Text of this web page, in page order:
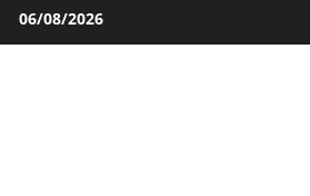
06/08/2026